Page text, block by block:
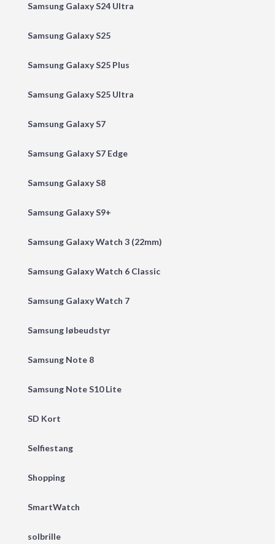
Samsung Galaxy S24 Ultra
Samsung Galaxy S25
Samsung Galaxy S25 Plus
Samsung Galaxy S25 Ultra
Samsung Galaxy S7
Samsung Galaxy S7 Edge
Samsung Galaxy S8
Samsung Galaxy S9+
Samsung Galaxy Watch 3 (22mm)
Samsung Galaxy Watch 6 Classic
Samsung Galaxy Watch 7
Samsung løbeudstyr
Samsung Note 8
Samsung Note S10 Lite
SD Kort
Selfiestang
Shopping
SmartWatch
solbrille